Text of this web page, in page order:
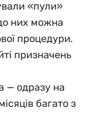
«пули»
них можна
процедури.
призначень
— одразу на
багато з